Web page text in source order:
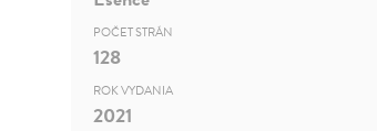
POČET STRÁN
128
ROK VYDANIA
2021